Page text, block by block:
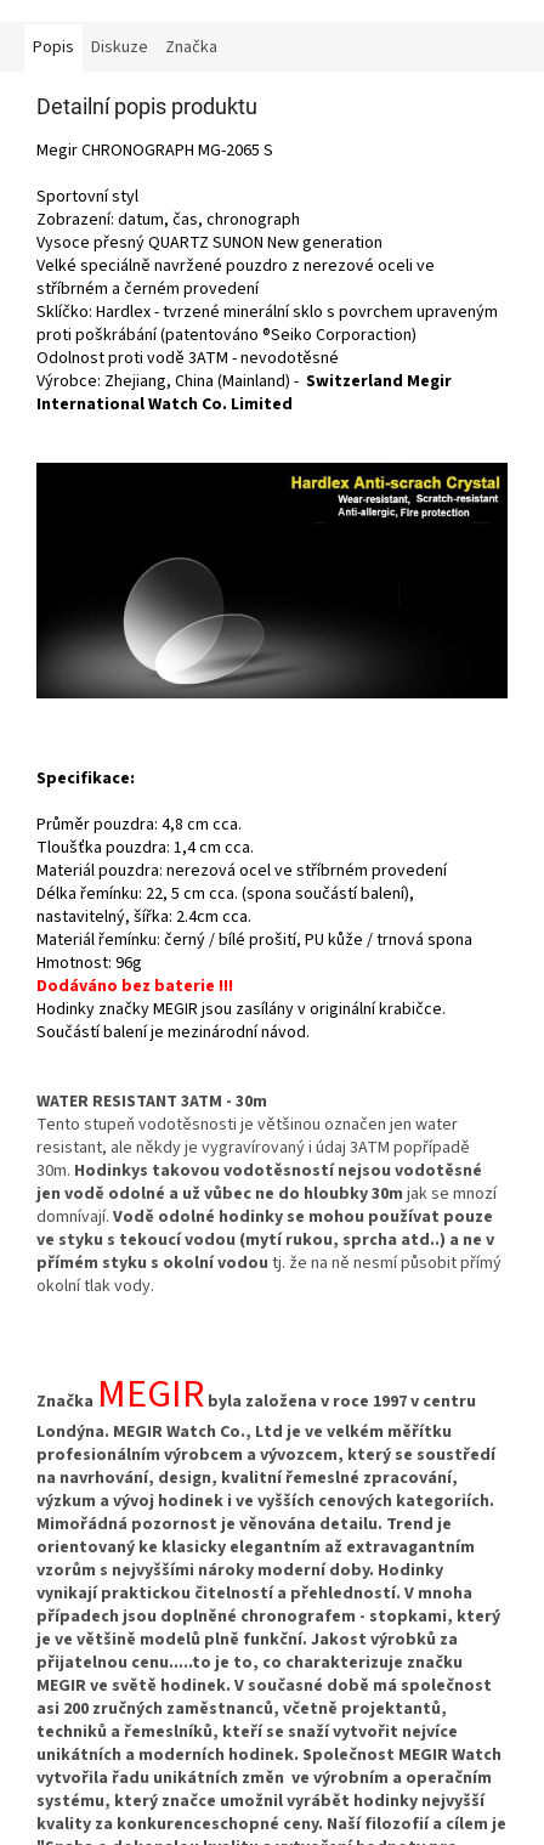
Popis Diskuze Značka
Detailní popis produktu
Megir CHRONOGRAPH MG-2065 S
Sportovní styl
Zobrazení: datum, čas, chronograph
Vysoce přesný QUARTZ SUNON New generation
Velké speciálně navržené pouzdro z nerezové oceli ve
stříbrném a černém provedení
Sklíčko: Hardlex - tvrzené minerální sklo s povrchem upraveným
proti poškrábání (patentováno ®Seiko Corporaction)
Odolnost proti vodě 3ATM - nevodotěsné
Výrobce: Zhejiang, China (Mainland) - Switzerland Megir
International Watch Co. Limited
Specifikace:
Průměr pouzdra: 4,8 cm cca.
Tloušťka pouzdra: 1,4 cm cca.
Materiál pouzdra: nerezová ocel ve stříbrném provedení
Délka řemínku: 22, 5 cm cca. (spona součástí balení),
nastavitelný, šířka: 2.4cm cca.
Materiál řemínku: černý / bílé prošití, PU kůže / trnová spona
Hmotnost: 96g
Dodáváno bez baterie !!!
Hodinky značky MEGIR jsou zasílány v originální krabičce.
Součástí balení je mezinárodní návod.
WATER RESISTANT 3ATM - 30m
Tento stupeň vodotěsnosti je většinou označen jen water
resistant, ale někdy je vygravírovaný i údaj 3ATM popřípadě
30m. Hodinkys takovou vodotěsností nejsou vodotěsné
jen vodě odolné a už vůbec ne do hloubky 30m jak se mnozí
domnívají. Vodě odolné hodinky se mohou používat pouze
ve styku s tekoucí vodou (mytí rukou, sprcha atd..) a ne v
přímém styku s okolní vodou tj. že na ně nesmí působit přímý
okolní tlak vody.
Značka MEGIR byla založena v roce 1997 v centru
Londýna. MEGIR Watch Co., Ltd je ve velkém měřítku
profesionálním výrobcem a vývozcem, který se soustředí
na navrhování, design, kvalitní řemeslné zpracování,
výzkum a vývoj hodinek i ve vyšších cenových kategoriích.
Mimořádná pozornost je věnována detailu. Trend je
orientovaný ke klasicky elegantním až extravagantním
vzorům s nejvyššími nároky moderní doby. Hodinky
vynikají praktickou čitelností a přehledností. V mnoha
případech jsou doplněné chronografem - stopkami, který
je ve většině modelů plně funkční. Jakost výrobků za
přijatelnou cenu.....to je to, co charakterizuje značku
MEGIR ve světě hodinek. V současné době má společnost
asi 200 zručných zaměstnanců, včetně projektantů,
techniků a řemeslníků, kteří se snaží vytvořit nejvíce
unikátních a moderních hodinek. Společnost MEGIR Watch
vytvořila řadu unikátních změn ve výrobním a operačním
systému, který značce umožnil vyrábět hodinky nejvyšší
kvality za konkurenceschopné ceny. Naší filozofií a cílem je